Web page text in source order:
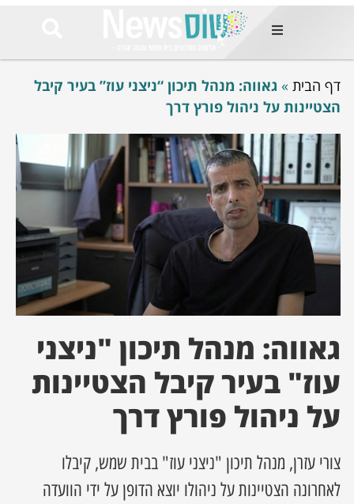
החמות
בימים
באזור
Et
odio
mauris, wisi
tortor
feugiat
ultricies
luctus, quam
מסע מלחמה
השבוע
דף הבית » גאווה: מנהל תיכון “ניצני עוז” בעיר קיבל
הצטיינות על ניהול פורץ דרך
גאווה: מנהל תיכון "ניצני
עוז" בעיר קיבל הצטיינות
על ניהול פורץ דרך
צורי עזרן, מנהל תיכון "ניצני עוז" בבית שמש, קיבלו
לאחרונה הצטיינות על ניהולו יוצא הדופן על ידי הוועדה